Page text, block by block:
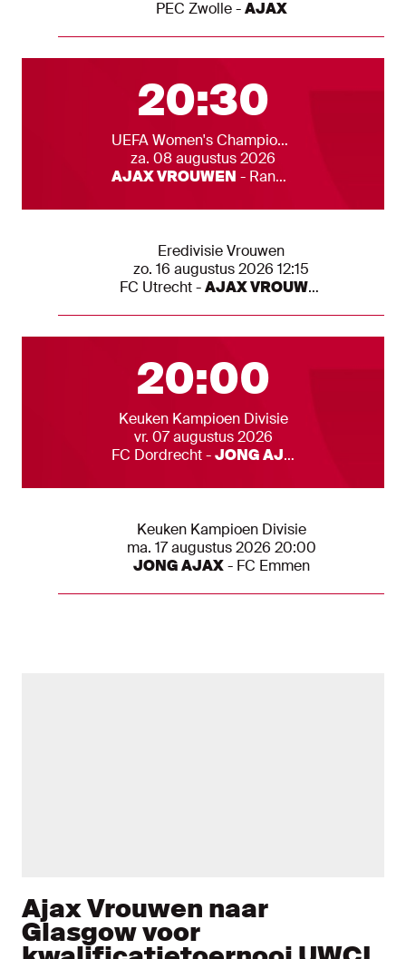
TeamsPEC Zwolle-AJAX
Alle wedstrijden
Eerst
20:30
Competitie
UEFA Women's Champions League
Datum
za. 08 augustus 2026
Teams
AJAX VROUWEN - Rangers
Andere Ajax 1 wedstrijden
CompetitieEredivisie Vrouwen
Datum
zo. 16 augustus 2026 12:15
Teams
FC Utrecht-AJAX VROUWEN
Alle wedstrijden
Eerst
20:00
Competitie
Keuken Kampioen Divisie
Datum
vr. 07 augustus 2026
Teams
FC Dordrecht-JONG AJAX
Andere Ajax 1 wedstrijden
Competitie
Keuken Kampioen Divisie
Datum
ma. 17 augustus 2026 20:00
Teams
JONG AJAX- FC Emmen
Ajax Vrouwen naar
Glasgow voor